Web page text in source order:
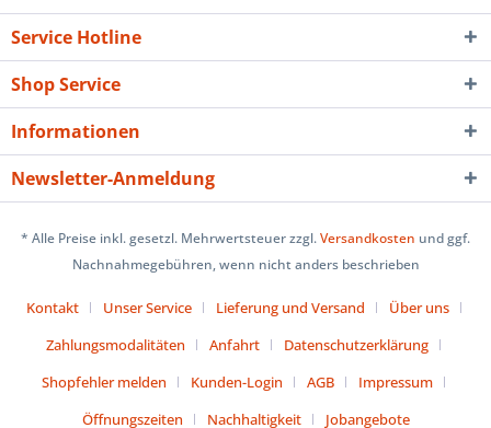
Service Hotline
Shop Service
Informationen
Newsletter-Anmeldung
* Alle Preise inkl. gesetzl. Mehrwertsteuer zzgl.Versandkosten und ggf.
Nachnahmegebühren, wenn nicht anders beschrieben
Kontakt Unser Service Lieferung und Versand
Über uns
Zahlungsmodalitäten
Anfahrt
Datenschutzerklärung
Shopfehler melden
Kunden-Login AGB
Impressum
Öffnungszeiten
Nachhaltigkeit Jobangebote